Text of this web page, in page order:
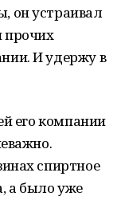
он устраивал
прочих
И удержу в
его компании
спиртное
а было уже